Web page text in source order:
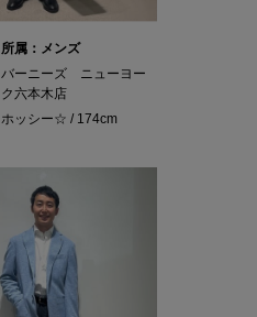
所属：メンズ
バーニーズ ニューヨー
ク六本木店
ホッシー☆ / 174cm